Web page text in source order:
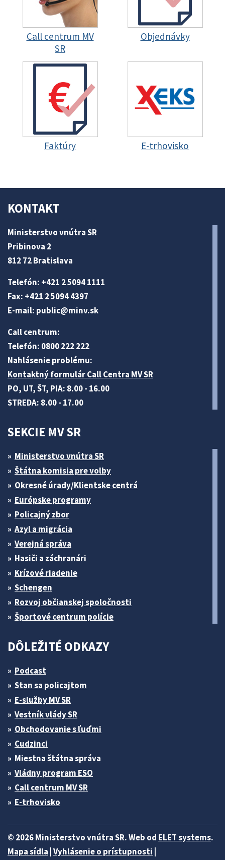
Call centrum MV
SR
Objednávky
Faktúry E-trhovisko
KONTAKT
Ministerstvo vnútra SR
Pribinova 2
812 72 Bratislava
Telefón: +421 2 5094 1111
Fax: +421 2 5094 4397
E-mail: public@minv.sk
Call centrum:
Telefón: 0800 222 222
Nahlásenie problému:
Kontaktný formulár Call Centra MV SR
PO, UT, ŠT, PIA: 8.00 - 16.00
STREDA: 8.00 - 17.00
SEKCIE MV SR
Ministerstvo vnútra SR
Štátna komisia pre volby
Okresné úrady/Klientske centrá
Európske programy
Policajný zbor
Azyl a migrácia
Verejná správa
Hasiči a záchranári
Krízové riadenie
Schengen
Rozvoj občianskej spoločnosti
Športové centrum polície
DÔLEŽITÉ ODKAZY
Podcast
Stan sa policajtom
E-služby MV SR
Vestník vlády SR
Obchodovanie s ľuďmi
Cudzinci
Miestna štátna správa
Vládny program ESO
Call centrum MV SR
E-trhovisko
© 2026 Ministerstvo vnútra SR. Web od ELET systems.
Mapa sídla Vyhlásenie o prístupnosti